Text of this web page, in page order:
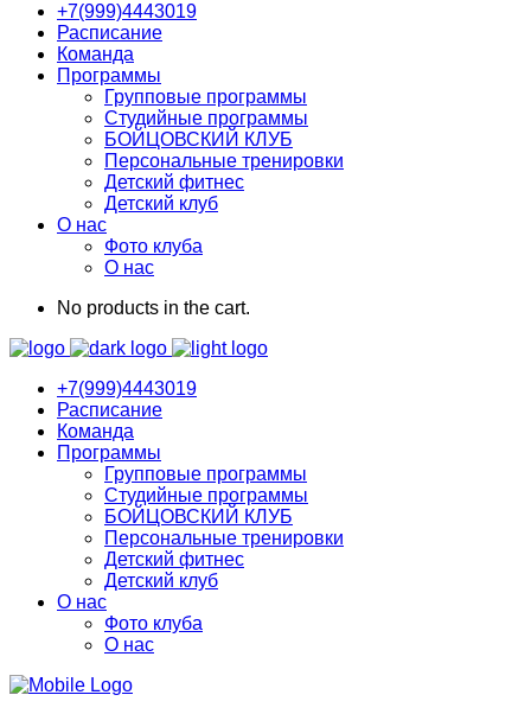
+7(999)4443019
Расписание
Команда
Программы
Групповые программы
Студийные программы
БОЙЦОВСКИЙ КЛУБ
Персональные тренировки
Детский фитнес
Детский клуб
О нас
Фото клуба
О нас
No products in the cart.
+7(999)4443019
Расписание
Команда
Программы
Групповые программы
Студийные программы
БОЙЦОВСКИЙ КЛУБ
Персональные тренировки
Детский фитнес
Детский клуб
О нас
Фото клуба
О нас